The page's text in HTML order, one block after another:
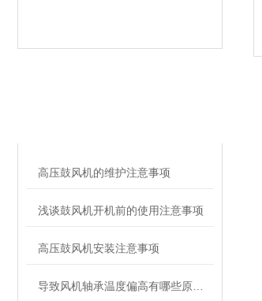
高压鼓风机的维护注意事项
浅谈鼓风机开机前的使用注意事项
高压鼓风机安装注意事项